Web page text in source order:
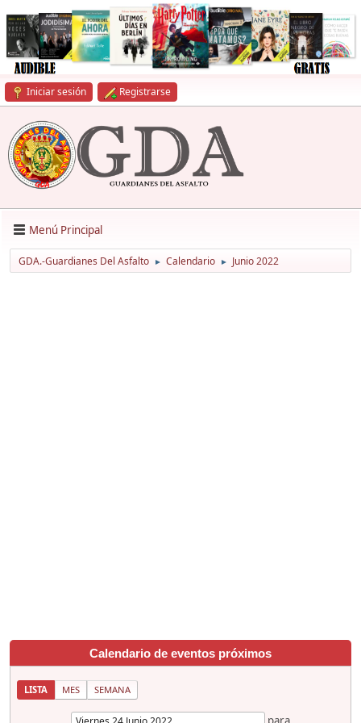
Iniciar sesión Registrarse
Menú Principal
GDA.-Guardianes Del Asfalto ► Calendario ► Junio 2022
Calendario de eventos próximos
LISTA MES SEMANA